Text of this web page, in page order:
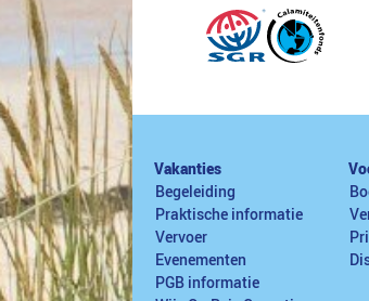
Vakanties
Begeleiding
Praktische informatie
Vervoer
Evenementen
PGB informatie